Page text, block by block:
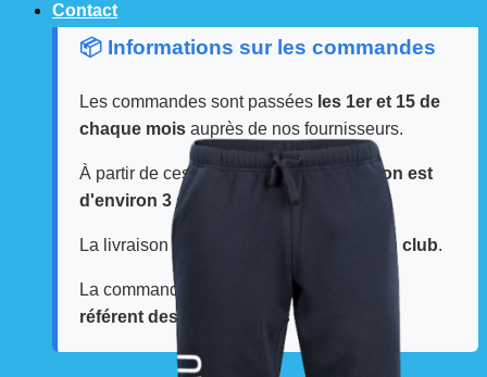
📦 Informations sur les commandes
Les commandes sont passées les 1er et 15 de
chaque mois auprès de nos fournisseurs.
À partir de ces dates, le
délai de livraison est
d'environ 3 semaines
La livraison est effectuée directement au club.
La commande est à récupérer auprès du
référent des équipements du club
Contact